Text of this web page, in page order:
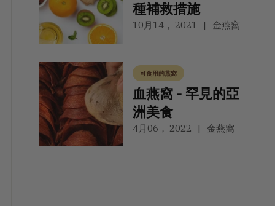
種補救措施
10月14， 2021 金燕窩
可食用的燕窩
血燕窩 - 罕見的亞
洲美食
4月06， 2022 金燕窩